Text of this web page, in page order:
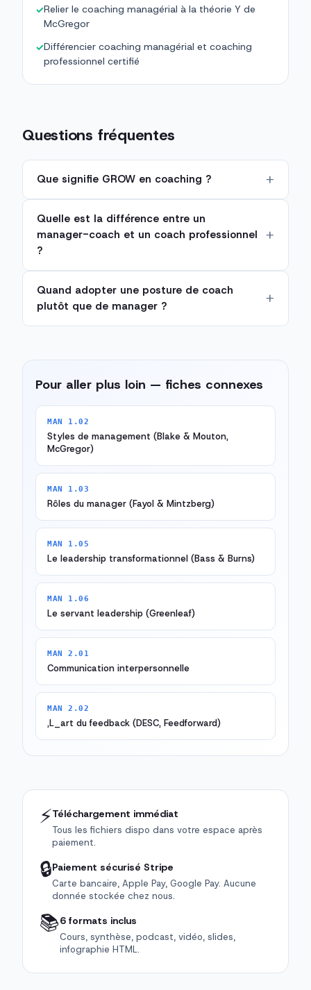
✓Relier le coaching managérial à la théorie Y de
McGregor
✓Différencier coaching managérial et coaching
professionnel certifié
Questions fréquentes
Que signifie GROW en coaching ?
Quelle est la différence entre un
manager-coach et un coach professionnel
?
Quand adopter une posture de coach
plutôt que de manager ?
Pour aller plus loin — fiches connexes
MAN 1.02
Styles de management (Blake & Mouton,
McGregor)
MAN 1.03
Rôles du manager (Fayol & Mintzberg)
MAN 1.05
Le leadership transformationnel (Bass & Burns)
MAN 1.06
Le servant leadership (Greenleaf)
MAN 2.01
Communication interpersonnelle
MAN 2.02
,L_art du feedback (DESC, Feedforward)
⚡Téléchargement immédiat
Tous les fichiers dispo dans votre espace après
paiement.
🔒Paiement sécurisé Stripe
Carte bancaire, Apple Pay, Google Pay. Aucune
donnée stockée chez nous.
📚6 formats inclus
Cours, synthèse, podcast, vidéo, slides,
infographie HTML.